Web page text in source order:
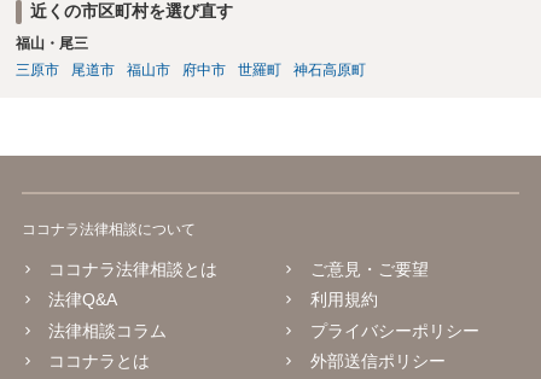
近くの市区町村を選び直す
福山・尾三
三原市
尾道市 福山市 府中市 世羅町 神石高原町
ココナラ法律相談について
ココナラ法律相談とは
法律Q&A
法律相談コラム
ココナラとは
ご意見・ご要望
利用規約
プライバシーポリシー
外部送信ポリシー